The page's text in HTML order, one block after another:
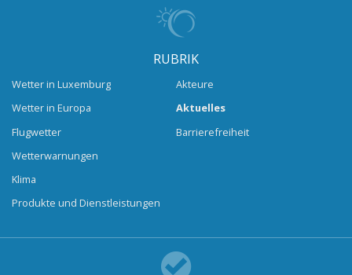
RUBRIK
Wetter in Luxemburg
Wetter in Europa
Flugwetter
Wetterwarnungen
Klima
Produkte und Dienstleistungen
Akteure
Aktuelles
Barrierefreiheit